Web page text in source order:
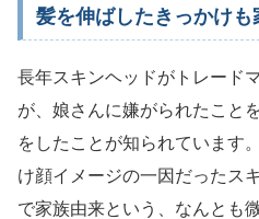
髪を伸ばしたきっかけも
長年スキンヘッドがトレード
が、娘さんに嫌がられたこと
をしたことが知られています
け顔イメージの一因だったス
で家族由来という、なんとも